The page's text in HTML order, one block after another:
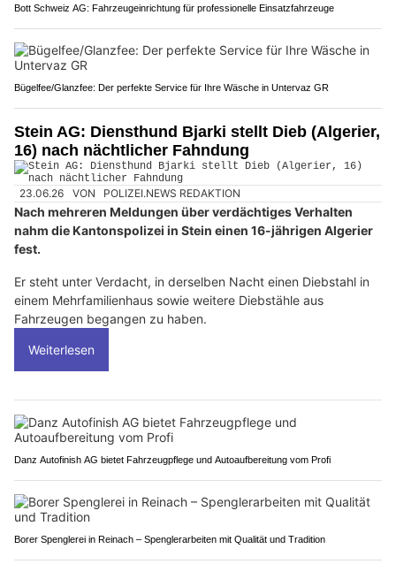
Bott Schweiz AG: Fahrzeugeinrichtung für professionelle Einsatzfahrzeuge
Bügelfee/Glanzfee: Der perfekte Service für Ihre Wäsche in Untervaz GR
Stein AG: Diensthund Bjarki stellt Dieb (Algerier,
16) nach nächtlicher Fahndung
23.06.26 VON POLIZEI.NEWS REDAKTION
Nach mehreren Meldungen über verdächtiges Verhalten
nahm die Kantonspolizei in Stein einen 16-jährigen Algerier
fest.
Er steht unter Verdacht, in derselben Nacht einen Diebstahl in
einem Mehrfamilienhaus sowie weitere Diebstähle aus
Fahrzeugen begangen zu haben.
Weiterlesen
Danz Autofinish AG bietet Fahrzeugpflege und Autoaufbereitung vom Profi
Borer Spenglerei in Reinach – Spenglerarbeiten mit Qualität und Tradition